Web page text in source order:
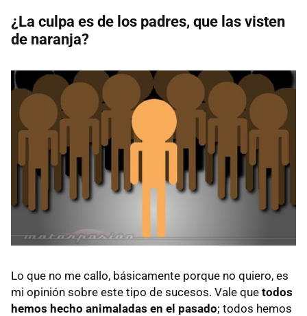
¿La culpa es de los padres, que las visten
de naranja?
Lo que no me callo, básicamente porque no quiero, es
mi opinión sobre este tipo de sucesos. Vale que todos
hemos hecho animaladas en el pasado; todos hemos